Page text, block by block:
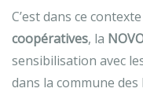
C’est dans ce
coopératives, la
sensibilisation avec
dans la commune des